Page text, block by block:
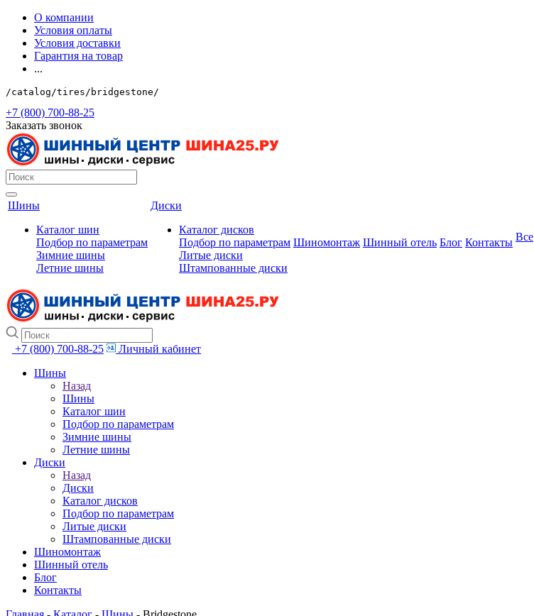
О компании
Условия оплаты
Условия доставки
Гарантия на товар
...
/catalog/tires/bridgestone/
+7 (800) 700-88-25
Заказать звонок
Шины
Каталог шин
Подбор по параметрам
Зимние шины
Летние шины
Диски
Каталог дисков
Подбор по параметрам
Литые диски
Штампованные диски
Шиномонтаж Шинный отель Блог Контакты Все
+7 (800) 700-88-25
Личный кабинет
Шины
Назад
Шины
Каталог шин
Подбор по параметрам
Зимние шины
Летние шины
Диски
Назад
Диски
Каталог дисков
Подбор по параметрам
Литые диски
Штампованные диски
Шиномонтаж
Шинный отель
Блог
Контакты